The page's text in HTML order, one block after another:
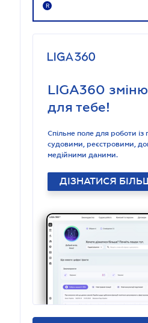
R
LIGA360
для тебе!
Спільне поле для роботи
судовими, реєстровими,
медійними даними.
ДІЗНАТИСЯ